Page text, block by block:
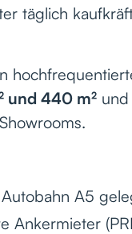
täglich
und 440 m²
A5
Ankermieter